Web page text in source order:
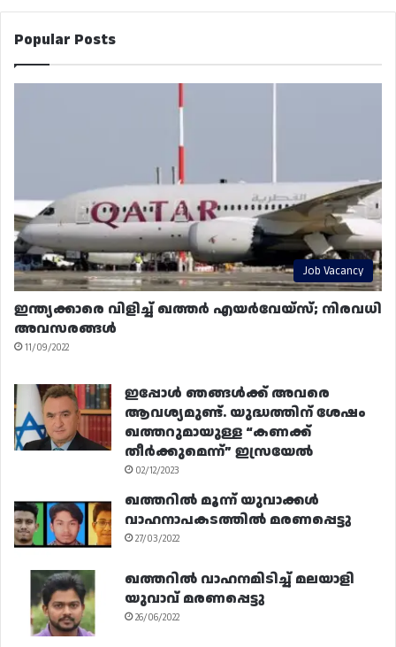
Popular Posts
Job Vacancy
ഇന്ത്യക്കാരെ വിളിച്ച് ഖത്തർ എയർവേയ്‌സ്; നിരവധി
അവസരങ്ങൾ
11/09/2022
ഇപ്പോൾ ഞങ്ങൾക്ക് അവരെ
ആവശ്യമുണ്ട്. യുദ്ധത്തിന് ശേഷം
ഖത്തറുമായുള്ള “കണക്ക്
തീർക്കുമെന്ന്” ഇസ്രയേൽ
02/12/2023
ഖത്തറിൽ മൂന്ന് യുവാക്കൾ
വാഹനാപകടത്തിൽ മരണപ്പെട്ടു
27/03/2022
ഖത്തറിൽ വാഹനമിടിച്ച് മലയാളി
യുവാവ് മരണപ്പെട്ടു
26/06/2022